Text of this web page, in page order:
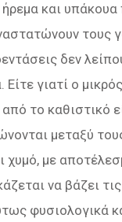
και υπάκουα
τους
δεν
Είτε γιατί ο
το καθιστικό
μεταξύ
χυμό, με
να βάζει
φυσιολογικά